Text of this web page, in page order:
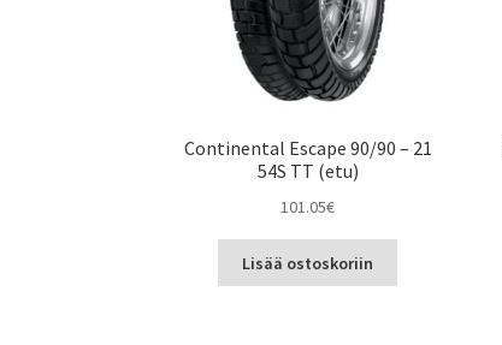
Continental Escape 90/90 – 21
54S TT (etu)
101.05€
Lisää ostoskoriin